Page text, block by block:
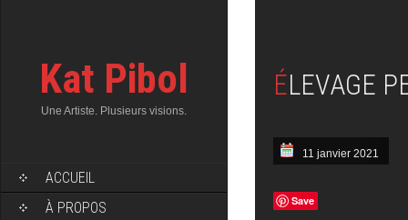
Kat Pibol
Une Artiste. Plusieurs visions.
ACCUEIL
À PROPOS
ÉLEVAGE
11 janvier 2021
Save